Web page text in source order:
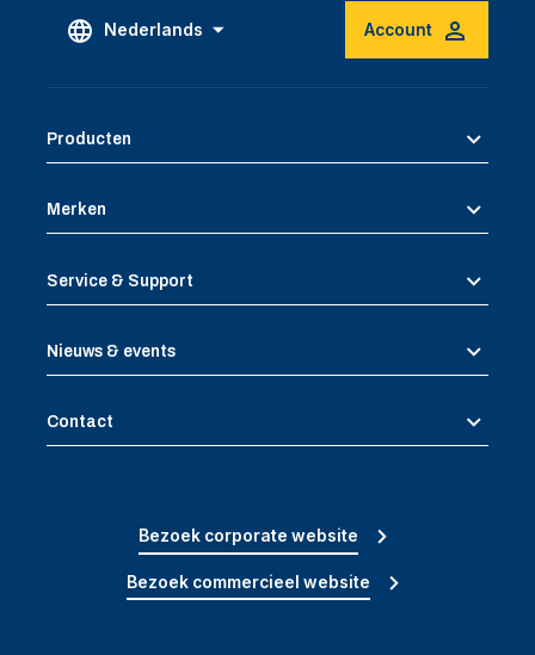
Nederlands Account
Producten
Merken
Service & Support
Nieuws & events
Contact
Bezoek corporate website
Bezoek commercieel website